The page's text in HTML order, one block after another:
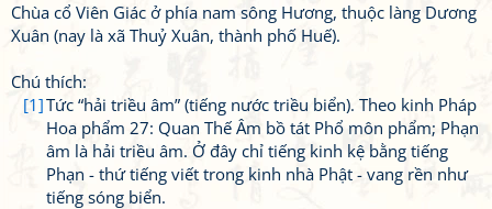
Chùa cổ Viên Giác ở phía nam sông Hương, thuộc làng Dương
Xuân (nay là xã Thuỷ Xuân, thành phố Huế).
Chú thích:
[1]Tức “hải triều âm” (tiếng nước triều biển). Theo kinh Pháp
Hoa phẩm 27: Quan Thế Âm bồ tát Phổ môn phẩm; Phạn
âm là hải triều âm. Ở đây chỉ tiếng kinh kệ bằng tiếng
Phạn - thứ tiếng viết trong kinh nhà Phật - vang rền như
tiếng sóng biển.